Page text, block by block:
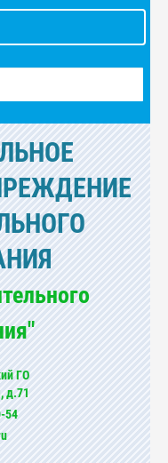
ГО
д.71
54